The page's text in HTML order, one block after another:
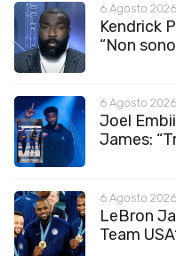
6 Agosto
Kendrick
“Non
6 Agosto
Joel
James:
6 Agosto
LeBron
Team